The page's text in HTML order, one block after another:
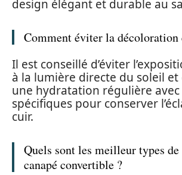
design élégant et durable au
Comment éviter la décoloration
Il est conseillé d’éviter
à la lumière directe du soleil
une hydratation régulière
spécifiques pour conserver
cuir.
Quels sont les meilleur types
canapé convertible ?